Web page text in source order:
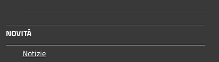
NOVITÀ
Notizie